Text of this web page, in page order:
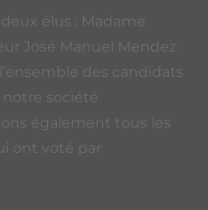
élus : Madame
José Manuel Mendez
des candidats
notre société
également tous les
ont voté par